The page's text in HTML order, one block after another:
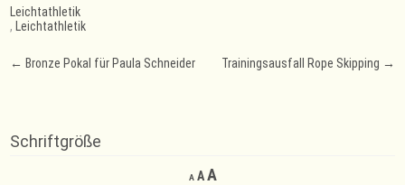
Leichtathletik
, Leichtathletik
Post
← Bronze Pokal für Paula Schneider Trainingsausfall Rope Skipping →
Schriftgröße
A
Decrease
font
AReset
AIncrease